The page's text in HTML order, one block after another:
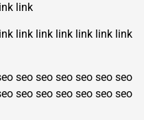
link link
link link link link link link link
seo seo seo seo seo seo
seo seo seo seo seo seo